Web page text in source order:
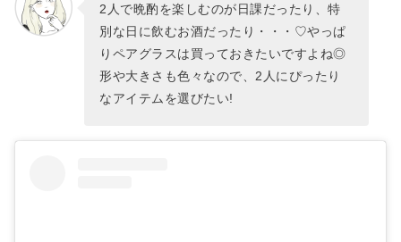
2人で晩酌を楽しむのが日課だったり、特
別な日に飲むお酒だったり・・・♡やっぱ
りペアグラスは買っておきたいですよね◎
形や大きさも色々なので、2人にぴったり
なアイテムを選びたい!